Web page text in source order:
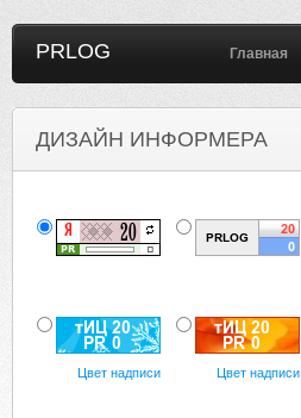
PRLOG Главная
ДИЗАЙН ИНФОРМЕРА
Цвет надписи Цвет надписи